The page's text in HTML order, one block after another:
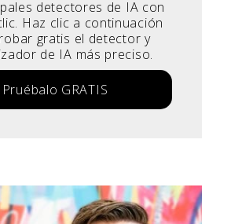
detectores de IA con
Haz clic a continuación
gratis el detector y
de IA más preciso.
Pruébalo GRATIS